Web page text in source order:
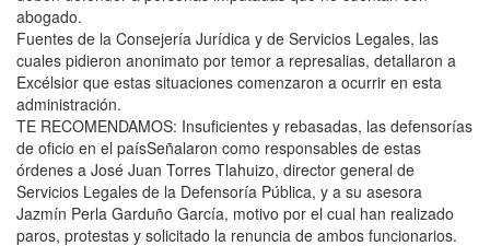
abogado.
Fuentes de la Consejería Jurídica y de Servicios Legales, las
cuales pidieron anonimato por temor a represalias, detallaron a
Excélsior que estas situaciones comenzaron a ocurrir en esta
administración.
TE RECOMENDAMOS: Insuficientes y rebasadas, las defensorías
de oficio en el paísSeñalaron como responsables de estas
órdenes a José Juan Torres Tlahuizo, director general de
Servicios Legales de la Defensoría Pública, y a su asesora
Jazmín Perla Garduño García, motivo por el cual han realizado
paros, protestas y solicitado la renuncia de ambos funcionarios.